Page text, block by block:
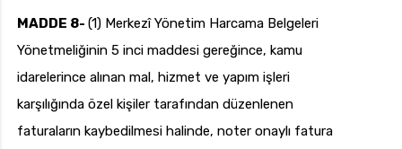
MADDE 8- (1) Merkezî Yönetim Harcama Belgeleri
Yönetmeliğinin 5 inci maddesi gereğince, kamu
idarelerince alınan mal, hizmet ve yapım işleri
karşılığında özel kişiler tarafından düzenlenen
faturaların kaybedilmesi halinde, noter onaylı fatura